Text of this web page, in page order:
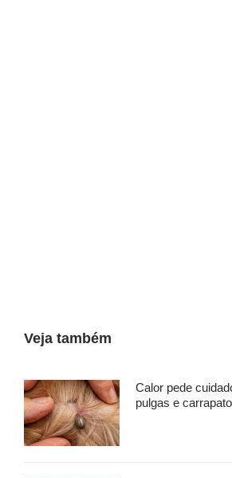
Veja também
Calor pede
pulgas e